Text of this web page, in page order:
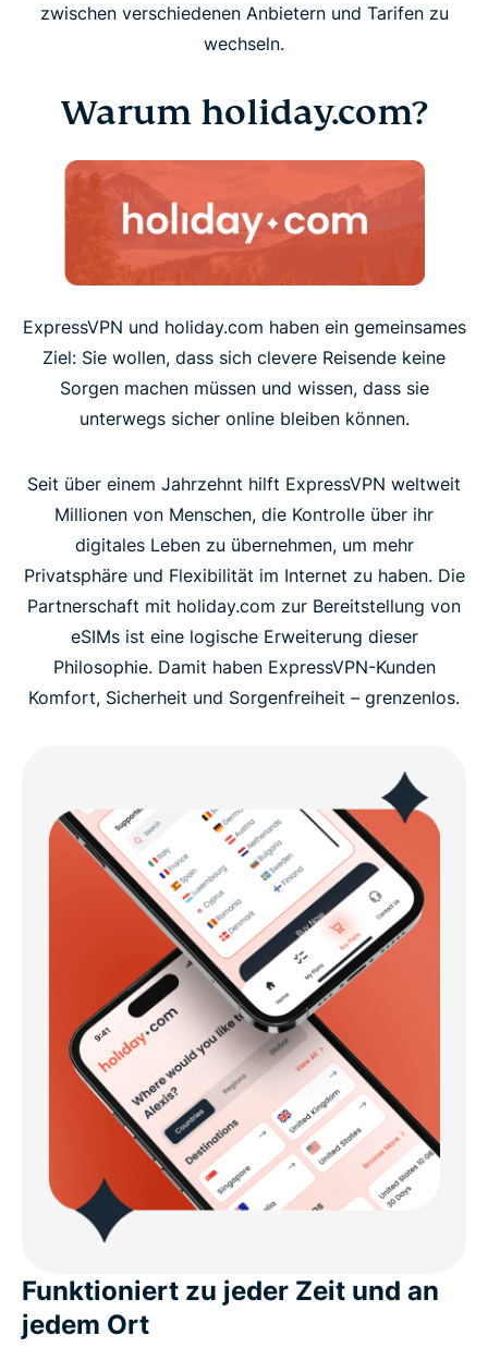
zwischen verschiedenen Anbietern und Tarifen zu
wechseln.
Warum holiday.com?
ExpressVPN und holiday.com haben ein gemeinsames
Ziel: Sie wollen, dass sich clevere Reisende keine
Sorgen machen müssen und wissen, dass sie
unterwegs sicher online bleiben können.
Seit über einem Jahrzehnt hilft ExpressVPN weltweit
Millionen von Menschen, die Kontrolle über ihr
digitales Leben zu übernehmen, um mehr
Privatsphäre und Flexibilität im Internet zu haben. Die
Partnerschaft mit holiday.com zur Bereitstellung von
eSIMs ist eine logische Erweiterung dieser
Philosophie. Damit haben ExpressVPN-Kunden
Komfort, Sicherheit und Sorgenfreiheit – grenzenlos.
Funktioniert zu jeder Zeit und an
jedem Ort